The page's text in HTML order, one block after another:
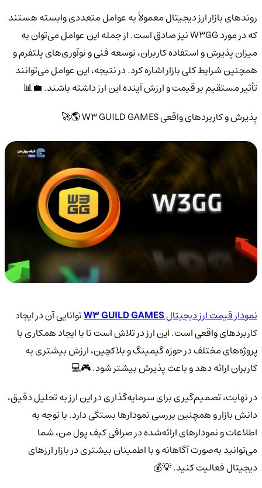
روندهای بازار ارز دیجیتال معمولاً به عوامل متعددی وابسته هستند
که در مورد W3GG نیز صادق است. از جمله این عوامل می‌توان به
میزان پذیرش و استفاده کاربران، توسعه فنی و نوآوری‌های پلتفرم و
همچنین شرایط کلی بازار اشاره کرد. در نتیجه، این عوامل می‌توانند
تأثیر مستقیم بر قیمت و ارزش آینده این ارز داشته باشند. 💼📊
پذیرش و کاربردهای واقعی W3 GUILD GAMES 🌎🚀
نمودار قیمت ارز دیجیتالW3 GUILD GAMESتوانایی آن در ایجاد
کاربردهای واقعی است. این ارز در تلاش است تا با ایجاد همکاری با
پروژه‌های مختلف در حوزه گیمینگ و بلاکچین، ارزش بیشتری به
کاربران ارائه دهد و باعث پذیرش بیشتر شود. 🎮💻
در نهایت، تصمیم‌گیری برای سرمایه‌گذاری در این ارز به تحلیل دقیق،
دانش بازار و همچنین بررسی نمودارها بستگی دارد. با توجه به
اطلاعات و نمودارهای ارائه‌شده در صرافی کیف پول من، شما
می‌توانید به‌صورت آگاهانه و با اطمینان بیشتری در بازار ارزهای
دیجیتال فعالیت کنید. 💡💰